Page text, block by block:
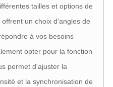
tailles et options de
un choix d'angles de
à vos besoins
opter pour la fonction
permet d'ajuster la
et la synchronisation de